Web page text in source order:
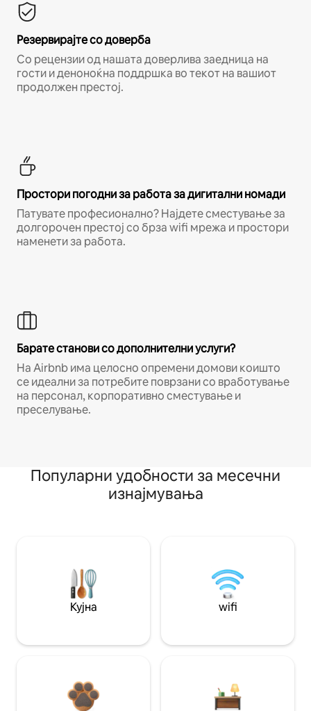
Резервирајте со доверба
Со рецензии од нашата доверлива заедница на
гости и деноноќна поддршка во текот на вашиот
продолжен престој.
Простори погодни за работа за дигитални номади
Патувате професионално? Најдете сместување за
долгорочен престој со брза wifi мрежа и простори
наменети за работа.
Барате станови со дополнителни услуги?
На Airbnb има целосно опремени домови коишто
се идеални за потребите поврзани со вработување
на персонал, корпоративно сместување и
преселување.
Популарни удобности за месечни
изнајмувања
Кујна wifi